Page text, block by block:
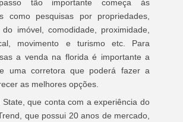
tão importante começa às
como pesquisas por propriedades,
imóvel, comodidade, proximidade,
movimento e turismo etc. Para
a venda na florida é importante a
uma corretora que poderá fazer a
as melhores opções.
State, que conta com a experiência do
que possui 20 anos de mercado,